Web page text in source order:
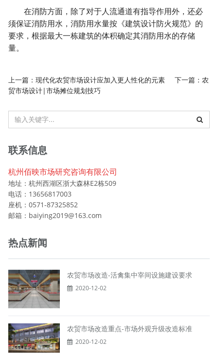
在消防方面，除了对于人流通道有指导作用外，还必
须保证消防用水，消防用水量按《建筑设计防火规范》的
要求，根据最大一栋建筑的体积确定其消防用水的存储
量。
上一篇：现代化农贸市场设计应加入更人性化的元素 下一篇： 农
贸市场设计|市场摊位规划技巧
联系信息
杭州佰映市场研究咨询有限公司
地址：杭州西湖区浙大森林E2栋509
电话：13656817003
座机：0571-87325852
邮箱：baiying2019@163.com
热点新闻
农贸市场改造-活禽集中宰间设施建设要求
2020-12-02
农贸市场改造重点-市场外观升级改造标准
2020-12-02